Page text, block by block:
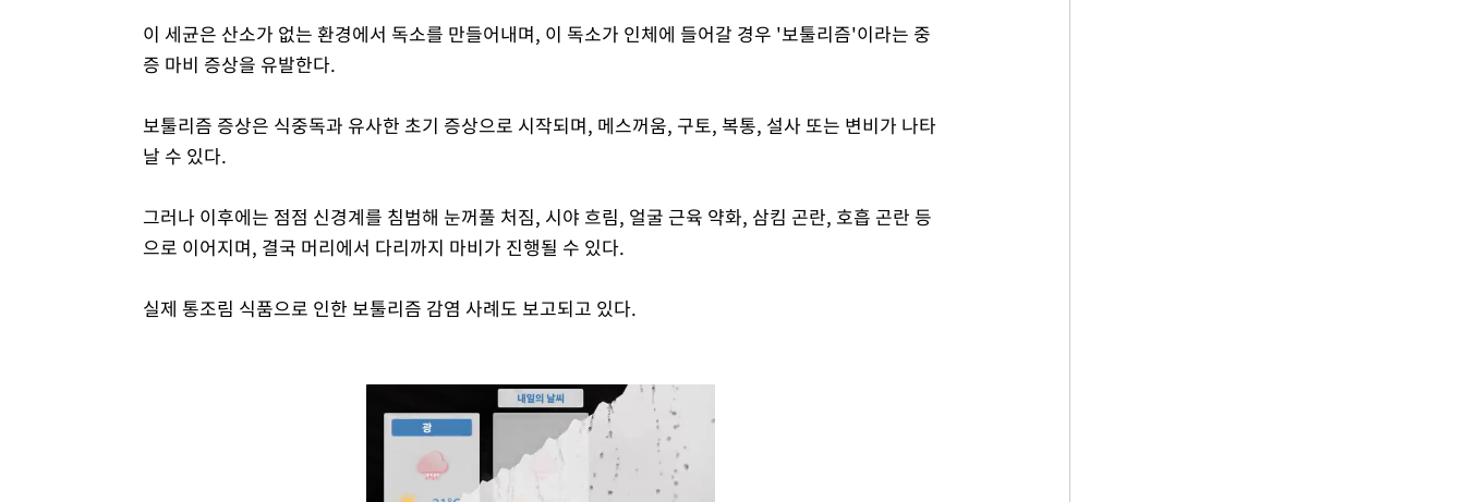
이 세균은 산소가 없는 환경에서 독소를 만들어내며, 이 독소가 인체에 들어갈 경우 '보툴리즘'이라는 중
증 마비 증상을 유발한다.
보툴리즘 증상은 식중독과 유사한 초기 증상으로 시작되며, 메스꺼움, 구토, 복통, 설사 또는 변비가 나타
날 수 있다.
그러나 이후에는 점점 신경계를 침범해 눈꺼풀 처짐, 시야 흐림, 얼굴 근육 약화, 삼킴 곤란, 호흡 곤란 등
으로 이어지며, 결국 머리에서 다리까지 마비가 진행될 수 있다.
실제 통조림 식품으로 인한 보툴리즘 감염 사례도 보고되고 있다.